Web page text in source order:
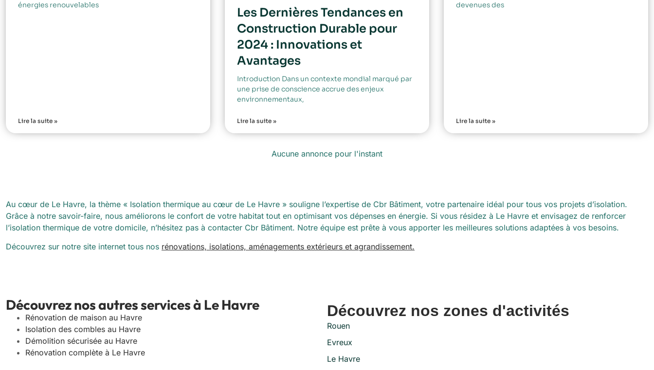
énergies renouvelables
Lire la suite »
Les Dernières Tendances en
Construction Durable pour
2024 : Innovations et
Avantages
Introduction Dans un contexte mondial marqué par
une prise de conscience accrue des enjeux
environnementaux,
Lire la suite »
devenues des
Lire la suite »
Aucune annonce pour l'instant
Au cœur de Le Havre, la thème « Isolation thermique au cœur de Le Havre » souligne l’expertise de Cbr Bâtiment, votre partenaire idéal pour tous vos projets d’isolation.
Grâce à notre savoir-faire, nous améliorons le confort de votre habitat tout en optimisant vos dépenses en énergie. Si vous résidez à Le Havre et envisagez de renforcer
l’isolation thermique de votre domicile, n’hésitez pas à contacter Cbr Bâtiment. Notre équipe est prête à vous apporter les meilleures solutions adaptées à vos besoins.
Découvrez sur notre site internet tous nos rénovations, isolations, aménagements extérieurs et agrandissement.
Découvrez nos autres services à Le Havre
Rénovation de maison au Havre
Isolation des combles au Havre
Démolition sécurisée au Havre
Rénovation complète à Le Havre
Découvrez nos zones d'activités
Rouen
Evreux
Le Havre